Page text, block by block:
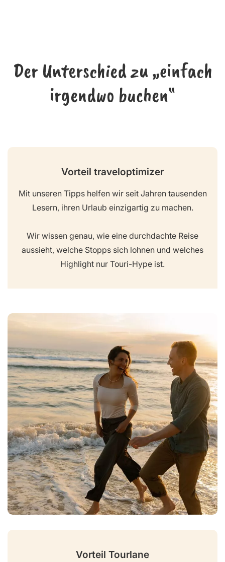
Der Unterschied zu „einfach
irgendwo buchen“
Vorteil traveloptimizer
Mit unseren Tipps helfen wir seit Jahren tausenden
Lesern, ihren Urlaub einzigartig zu machen.
Wir wissen genau, wie eine durchdachte Reise
aussieht, welche Stopps sich lohnen und welches
Highlight nur Touri-Hype ist.
Vorteil Tourlane